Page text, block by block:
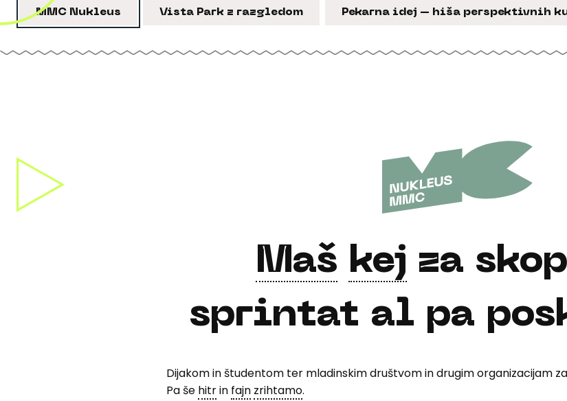
MMC Nukleus Vista Park z razgledom Pekarna idej – hiša perspektivnih
Maš kej za
sprintat al pa
Dijakom in študentom ter mladinskim društvom in drugim organizacijam
Pa še hitrin fajn zrihtamo.